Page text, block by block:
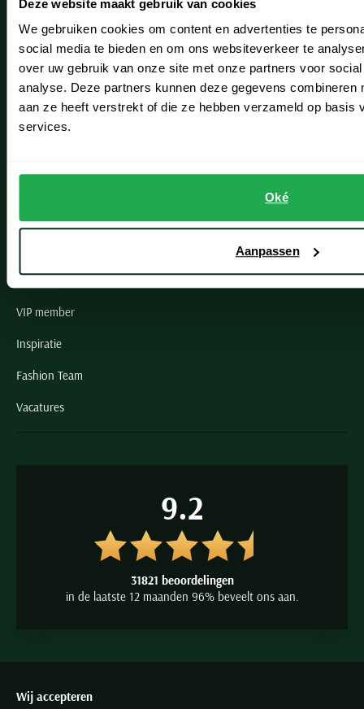
Deze website maakt gebruik van cookies
We gebruiken cookies om content en advertenties te
social media te bieden en om ons websiteverkeer te
over uw gebruik van onze site met onze partners voor
analyse. Deze partners kunnen deze gegevens combineren
aan ze heeft verstrekt of die ze hebben verzameld op basis
services.
Oké
Aanpassen
Hillegom
Leiderdorp
Lisse
Noordwijk
Oegstgeest
Paul & Shark specialist
VIP member
Inspiratie
Fashion Team
Vacatures
9.2
31821 beoordelingen
in de laatste 12 maanden 96% beveelt ons aan.
Wij accepteren